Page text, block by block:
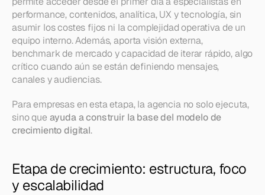
performance, contenidos, analítica, UX y tecnología, sin
asumir los costes fijos ni la complejidad operativa de un
equipo interno. Además, aporta visión externa,
benchmark de mercado y capacidad de iterar rápido, algo
crítico cuando aún se están definiendo mensajes,
canales y audiencias.
Para empresas en esta etapa, la agencia no solo ejecuta,
sino que ayuda a construir la base del modelo de
crecimiento digital.
Etapa de crecimiento: estructura, foco
y escalabilidad